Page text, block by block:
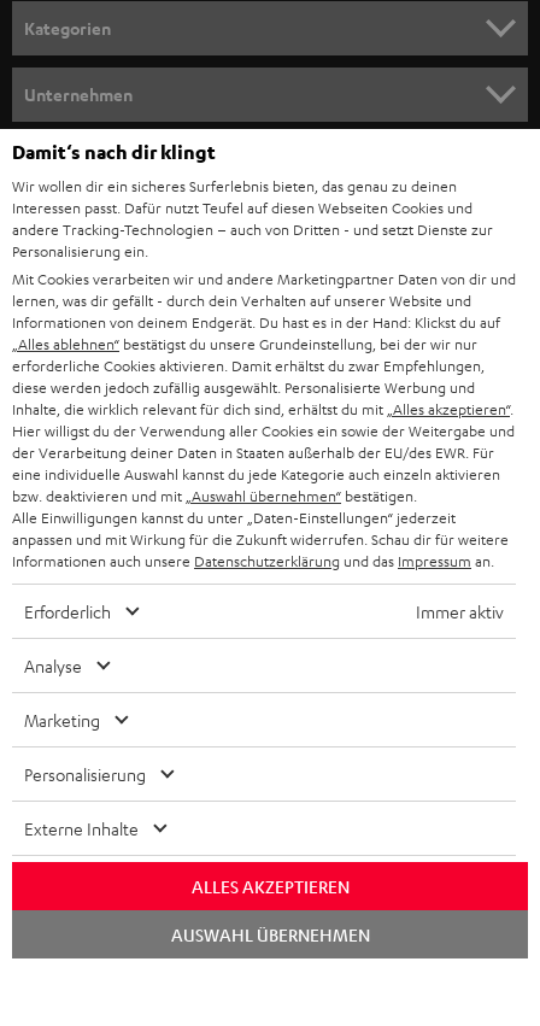
n
m
e
l
d
u
n
g
Kategorien
HEIMKINO-KOMPLETTANLAGEN
SOUNDBAR
HIFI-LAUTSPRECHER
SMART HOME
BLUETOOTH-LAUTSPRECHER
KOPFHÖRER
BLUETOOTH-KOPFHÖRER
STEREOANLAGEN
LAUTSPRECHER
ULTIMA-SERIE
IN-EAR-KOPFHÖRER
FANSHOP
NEUHEITEN
Unternehmen
SUPPORT
KARRIERE
PRESSE & MARKETING
GESCHÄFTSKUNDEN
PARTNERPROGRAMM
BLOG
NEWSLETTER
STORES
DEINE VORTEILE BEI TEUFEL
UNSER MANAGEMENT
NACHHALTIGKEIT
UNSERE WERTE
BILDUNGSRABATT
Teufel Onlineshops
DEUTSCHLAND
ÖSTERREICH
SCHWEIZ
NIEDERLANDE
BELGIEN
FRANKREICH
POLEN
SPANIEN
ITALIEN
Technische Änderungen, Tippfehler und Irrtum vorbehalten. Das auf unseren
Fotos abgebildete Zubehör ist nicht im Lieferumfang enthalten. Etwaige
Entsorgungsgebühren für Batterien sind im Preis inbegriffen.
Datenschutz Daten-Einstellungen
Vertrag widerrufen
Damit‘s nach dir klingt
Wir wollen dir ein sicheres Surferlebnis bieten, das genau zu deinen
Interessen passt. Dafür nutzt Teufel auf diesen Webseiten Cookies und
andere Tracking-Technologien – auch von Dritten - und setzt Dienste zur
Personalisierung ein.
Mit Cookies verarbeiten wir und andere Marketingpartner Daten von dir und
lernen, was dir gefällt - durch dein Verhalten auf unserer Website und
Informationen von deinem Endgerät. Du hast es in der Hand: Klickst du auf
„Alles ablehnen“ bestätigst du unsere Grundeinstellung, bei der wir nur
erforderliche Cookies aktivieren. Damit erhältst du zwar Empfehlungen,
diese werden jedoch zufällig ausgewählt. Personalisierte Werbung und
Inhalte, die wirklich relevant für dich sind, erhältst du mit „Alles akzeptieren“.
Hier willigst du der Verwendung aller Cookies ein sowie der Weitergabe und
der Verarbeitung deiner Daten in Staaten außerhalb der EU/des EWR. Für
eine individuelle Auswahl kannst du jede Kategorie auch einzeln aktivieren
bzw. deaktivieren und mit „Auswahl übernehmen“ bestätigen.
Alle Einwilligungen kannst du unter „Daten-Einstellungen“ jederzeit
anpassen und mit Wirkung für die Zukunft widerrufen. Schau dir für weitere
Informationen auch unsere Datenschutzerklärung und das Impressum an.
Erforderlich Immer aktiv
Analyse
Marketing
Personalisierung
Externe Inhalte
ALLES AKZEPTIEREN
AUSWAHL ÜBERNEHMEN